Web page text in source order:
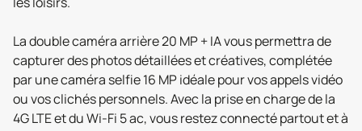
La double caméra arrière 20 MP + IA vous permettra de
capturer des photos détaillées et créatives, complétée
par une caméra selfie 16 MP idéale pour vos appels vidéo
ou vos clichés personnels. Avec la prise en charge de la
4G LTE et du Wi-Fi 5 ac, vous restez connecté partout et à